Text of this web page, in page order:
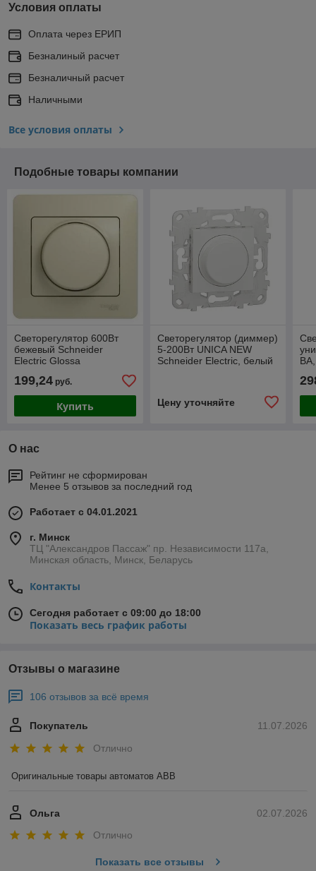
Условия оплаты
Оплата через ЕРИП
Безналиный расчет
Безналичный расчет
Наличными
Все условия оплаты
Подобные товары компании
Светорегулятор 600Вт
бежевый Schneider
Electric Glossa
199,24 руб.
Купить
Светорегулятор (диммер)
5-200Вт UNICA NEW
Schneider Electric, белый
Цену уточняйте
О нас
Рейтинг не сформирован
Менее 5 отзывов за последний год
Работает с 04.01.2021
г. Минск
ТЦ "Александров Пассаж" пр. Независимости 117а,
Минская область, Минск, Беларусь
Контакты
Сегодня работает с 09:00 до 18:00
Показать весь график работы
Отзывы о магазине
106 отзывов за всё время
11.07.2026
Покупатель
Отлично
Оригинальные товары автоматов ABB
02.07.2026
Ольга
Отлично
Показать все отзывы